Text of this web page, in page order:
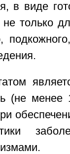
в виде
только
(не